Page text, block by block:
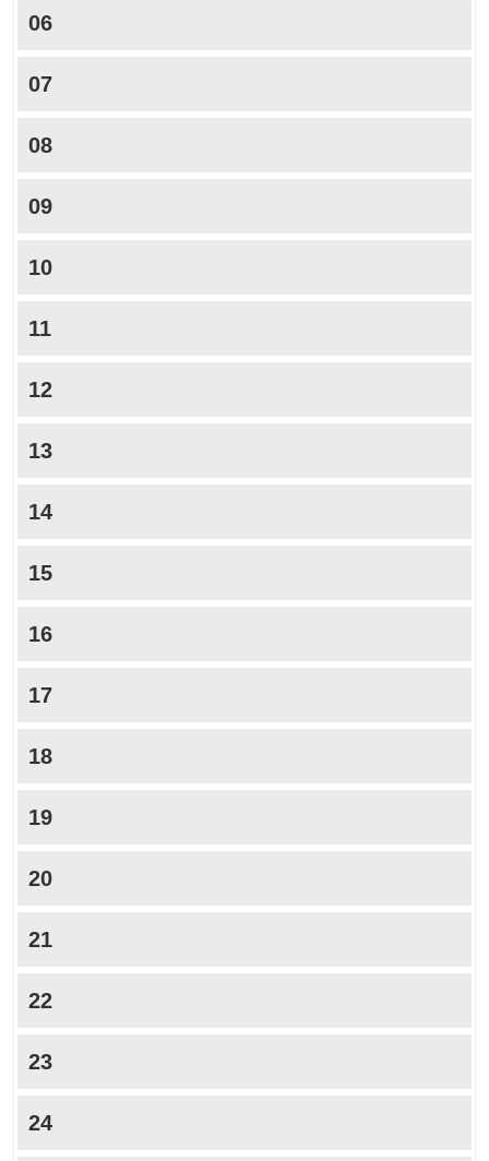
06
07
08
09
10
11
12
13
14
15
16
17
18
19
20
21
22
23
24